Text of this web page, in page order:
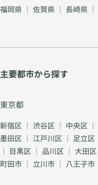
福岡県 ｜ 佐賀県 ｜ 長崎県 ｜
主要都市から探す
東京都
新宿区 ｜ 渋谷区 ｜ 中央区 ｜
墨田区 ｜ 江戸川区 ｜ 足立区
｜ 目黒区 ｜ 品川区 ｜ 大田区
町田市 ｜ 立川市 ｜ 八王子市